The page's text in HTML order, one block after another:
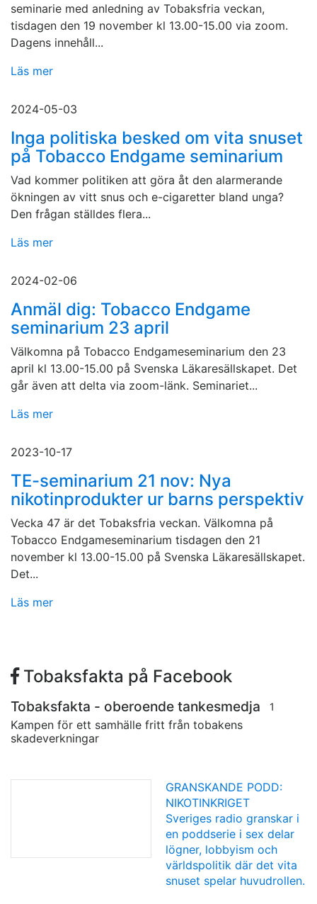
seminarie med anledning av Tobaksfria veckan,
tisdagen den 19 november kl 13.00-15.00 via zoom.
Dagens innehåll...
Läs mer
2024-05-03
Inga politiska besked om vita snuset
på Tobacco Endgame seminarium
Vad kommer politiken att göra åt den alarmerande
ökningen av vitt snus och e-cigaretter bland unga?
Den frågan ställdes flera...
Läs mer
2024-02-06
Anmäl dig: Tobacco Endgame
seminarium 23 april
Välkomna på Tobacco Endgameseminarium den 23
april kl 13.00-15.00 på Svenska Läkaresällskapet. Det
går även att delta via zoom-länk. Seminariet...
Läs mer
2023-10-17
TE-seminarium 21 nov: Nya
nikotinprodukter ur barns perspektiv
Vecka 47 är det Tobaksfria veckan. Välkomna på
Tobacco Endgameseminarium tisdagen den 21
november kl 13.00-15.00 på Svenska Läkaresällskapet.
Det...
Läs mer
Tobaksfakta på Facebook
Tobaksfakta - oberoende tankesmedja 1
Kampen för ett samhälle fritt från tobakens
skadeverkningar
GRANSKANDE PODD:
NIKOTINKRIGET
Sveriges radio granskar i
en poddserie i sex delar
lögner, lobbyism och
världspolitik där det vita
snuset spelar huvudrollen.